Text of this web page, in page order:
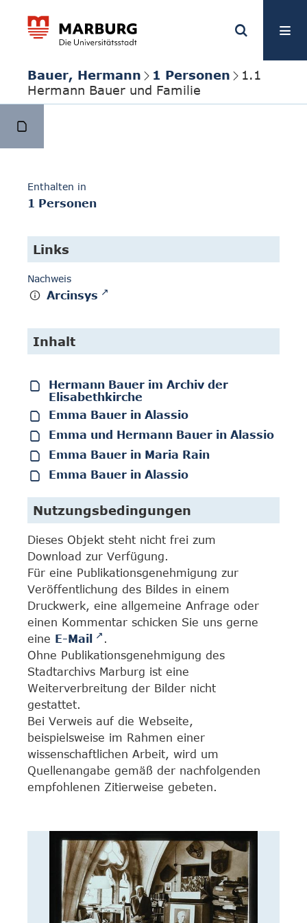
Bauer, Hermann 1 Personen
1.1
Hermann Bauer und Familie
Enthalten in
1 Personen
Links
Nachweis
Arcinsys
Inhalt
Hermann Bauer im Archiv der
Elisabethkirche
Emma Bauer in Alassio
Emma und Hermann Bauer in Alassio
Emma Bauer in Maria Rain
Emma Bauer in Alassio
Nutzungsbedingungen
Dieses Objekt steht nicht frei zum
Download zur Verfügung.
Für eine Publikationsgenehmigung zur
Veröffentlichung des Bildes in einem
Druckwerk, eine allgemeine Anfrage oder
einen Kommentar schicken Sie uns gerne
eine E-Mail
.
Ohne Publikationsgenehmigung des
Stadtarchivs Marburg ist eine
Weiterverbreitung der Bilder nicht
gestattet.
Bei Verweis auf die Webseite,
beispielsweise im Rahmen einer
wissenschaftlichen Arbeit, wird um
Quellenangabe gemäß der nachfolgenden
empfohlenen Zitierweise gebeten.